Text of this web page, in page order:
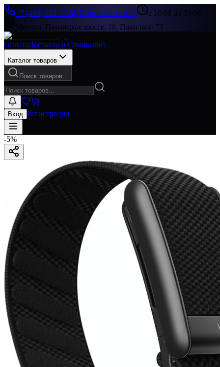
+7 (499) 322-33-86|Перезвоните мне
с 10:00 до 19:00
Москва, Пятницкое шоссе, 18, Павильон 73
ОплатаДоставка и Самовывоз
Каталог товаров
Поиск товаров...
Вход Регистрация
-5%